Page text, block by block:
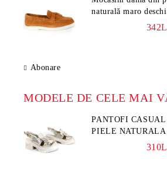
naturală maro
Abonare
MODELE DE CELE MAI
PANTOFI
PIELE
FLORAL - MODEL